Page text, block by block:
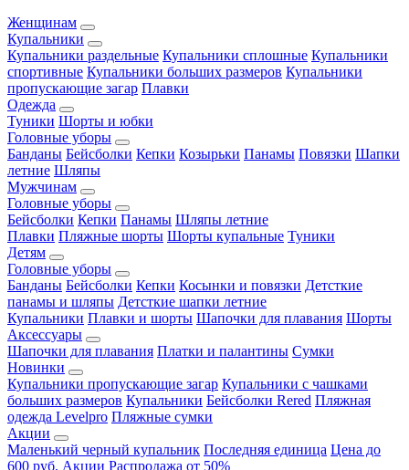
Женщинам
Купальники
Купальники раздельные Купальники сплошные Купальники
спортивные Купальники больших размеров Купальники
пропускающие загар Плавки
Одежда
Туники Шорты и юбки
Головные уборы
Банданы Бейсболки Кепки Козырьки Панамы Повязки Шапки
летние Шляпы
Мужчинам
Головные уборы
Бейсболки Кепки Панамы Шляпы летние
Плавки Пляжные шорты Шорты купальные Туники
Детям
Головные уборы
Банданы Бейсболки Кепки Косынки и повязки Детсткие
панамы и шляпы Детсткие шапки летние
Купальники Плавки и шорты Шапочки для плавания Шорты
Аксессуары
Шапочки для плавания Платки и палантины Сумки
Новинки
Купальники пропускающие загар Купальники с чашками
больших размеров Купальники Бейсболки Rered Пляжная
одежда Levelpro Пляжные сумки
Акции
Маленький черный купальник Последняя единица Цена до
600 руб. Акции Распродажа от 50%